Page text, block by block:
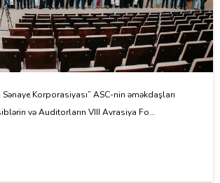
Sənaye Korporasiyası” ASC-nin əməkdaşları
və Auditorların VIII Avrasiya Fo...